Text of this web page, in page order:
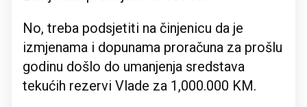
No, treba podsjetiti na činjenicu da je
izmjenama i dopunama proračuna za prošlu
godinu došlo do umanjenja sredstava
tekućih rezervi Vlade za 1,000.000 KM.